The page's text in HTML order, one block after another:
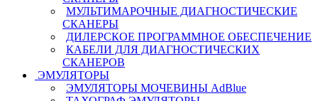
МУЛЬТИМАРОЧНЫЕ ДИАГНОСТИЧЕСКИЕ
СКАНЕРЫ
ДИЛЕРСКОЕ ПРОГРАММНОЕ ОБЕСПЕЧЕНИЕ
КАБЕЛИ ДЛЯ ДИАГНОСТИЧЕСКИХ
СКАНЕРОВ
ЭМУЛЯТОРЫ
ЭМУЛЯТОРЫ МОЧЕВИНЫ АdBlue